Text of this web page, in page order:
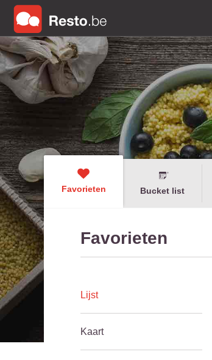
Favorieten Bucket list
Favorieten
Lijst
Kaart